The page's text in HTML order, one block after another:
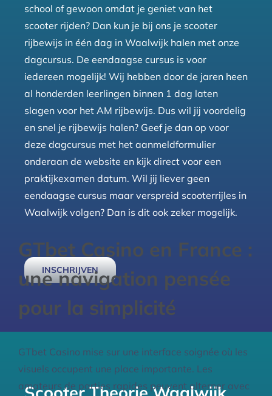
school of gewoon omdat je geniet van het
scooter rijden? Dan kun je bij ons je scooter
rijbewijs in één dag in Waalwijk halen met onze
dagcursus. De eendaagse cursus is voor
iedereen mogelijk! Wij hebben door de jaren heen
al honderden leerlingen binnen 1 dag laten
slagen voor het AM rijbewijs. Dus wil jij voordelig
en snel je rijbewijs halen? Geef je dan op voor
deze dagcursus met het aanmeldformulier
onderaan de website en kijk direct voor een
praktijkexamen datum. Wil jij liever geen
eendaagse cursus maar verspreid scooterrijles in
Waalwijk volgen? Dan is dit ook zeker mogelijk.
INSCHRIJVEN
GTbet Casino en France :
une navigation pensée
pour la simplicité
GTbet Casino mise sur une interface soignée où les
visuels occupent une place importante. Les
amateurs de parties rapides peuvent alterner avec